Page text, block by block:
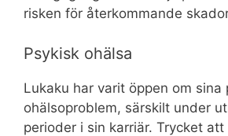
risken för återkommande
Psykisk ohälsa
Lukaku har varit öppen om sina
ohälsoproblem, särskilt under
perioder i sin karriär. Trycket